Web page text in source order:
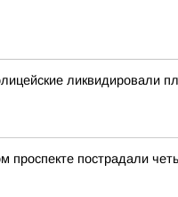
ликвидировали
проспекте пострадали